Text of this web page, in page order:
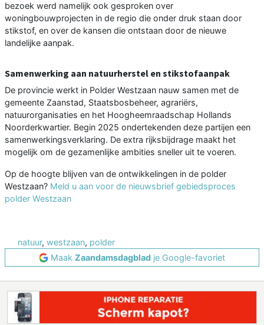
bezoek werd namelijk ook gesproken over
woningbouwprojecten in de regio die onder druk staan door
stikstof, en over de kansen die ontstaan door de nieuwe
landelijke aanpak.
Samenwerking aan natuurherstel en stikstofaanpak
De provincie werkt in Polder Westzaan nauw samen met de
gemeente Zaanstad, Staatsbosbeheer, agrariërs,
natuurorganisaties en het Hoogheemraadschap Hollands
Noorderkwartier. Begin 2025 ondertekenden deze partijen een
samenwerkingsverklaring. De extra rijksbijdrage maakt het
mogelijk om de gezamenlijke ambities sneller uit te voeren.
Op de hoogte blijven van de ontwikkelingen in de polder
Westzaan? Meld u aan voor de nieuwsbrief gebiedsproces
polder Westzaan
natuur, westzaan, polder
Maak Zaandamsdagblad je Google-favoriet